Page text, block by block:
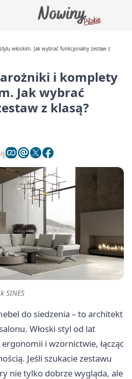
włoskim. Jak wybrać funkcjonalny zestaw z
i komplety
Jak wybrać
z klasą?
SINES
do siedzenia – to architekt
Włoski styl od lat
i wzornictwie, łącząc
Jeśli szukacie zestawu
nie tylko dobrze wygląda, ale